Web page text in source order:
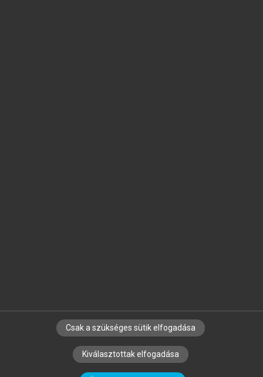
SZERZŐKNEK CÉGEKNEK KÖNYVTÁROSOKNAK
SZERKESZTÉSI ÉS LEKTORÁLÁSI ALAPELVEK
Csak a szükséges sütik elfogadása
Kiválasztottak elfogadása